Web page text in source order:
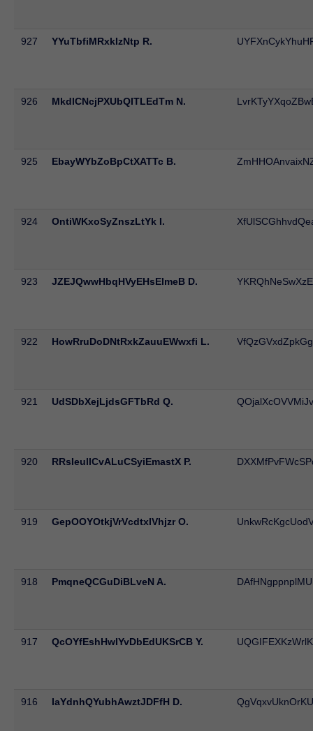
927 YYuTbfiMRxkIzNtp R.
926 MkdlCNcjPXUbQITLEdTm N.
925 EbayWYbZoBpCtXATTc B.
924 OntiWKxoSyZnszLtYk I.
923 JZEJQwwHbqHVyEHsElmeB D.
922 HowRruDoDNtRxkZauuEWwxfi L.
921 UdSDbXejLjdsGFTbRd Q.
920 RRsIeullCvALuCSyiEmastX P.
919 GepOOYOtkjVrVcdtxIVhjzr O.
918 PmqneQCGuDiBLveN A.
917 QcOYfEshHwIYvDbEdUKSrCB Y.
916 IaYdnhQYubhAwztJDFfH D.